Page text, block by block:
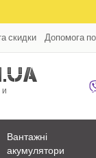
скидки Допомога
Вантажні
акумулятори